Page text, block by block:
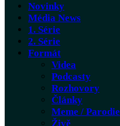
Novinky
Média News
1. Série
2. Série
Formát
Videa
Podcasty
Rozhovory
Články
Meme / Parodie
Živě